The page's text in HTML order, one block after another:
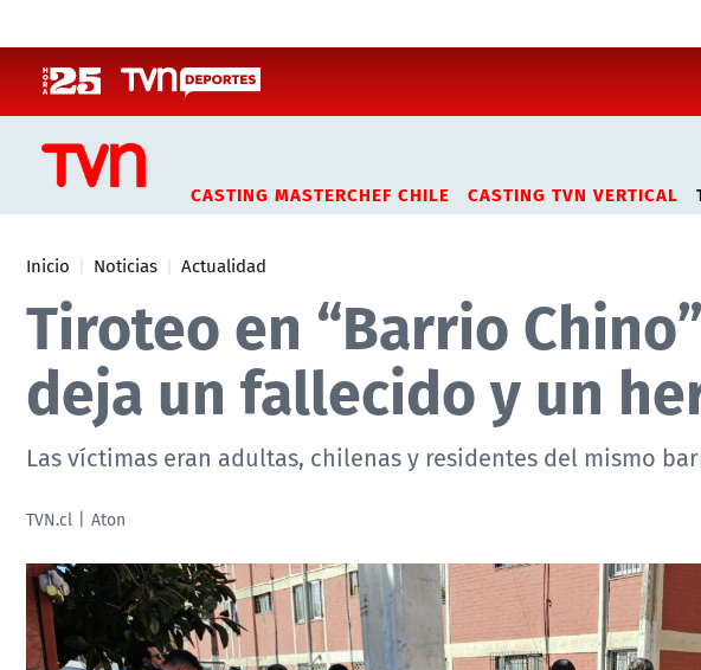
CASTING MASTERCHEF CHILE CASTING TVN VERTICAL
Inicio Noticias Actualidad
Tiroteo en “Barrio
deja un fallecido y un
Las víctimas eran adultas, chilenas y residentes del mismo
TVN.cl Aton